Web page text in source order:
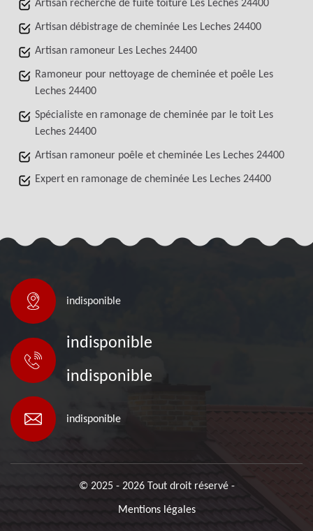
Artisan recherche de fuite toiture Les Leches 24400
Artisan débistrage de cheminée Les Leches 24400
Artisan ramoneur Les Leches 24400
Ramoneur pour nettoyage de cheminée et poêle Les
Leches 24400
Spécialiste en ramonage de cheminée par le toit Les
Leches 24400
Artisan ramoneur poêle et cheminée Les Leches 24400
Expert en ramonage de cheminée Les Leches 24400
indisponible
indisponible
indisponible
indisponible
© 2025 - 2026 Tout droit réservé -
Mentions légales